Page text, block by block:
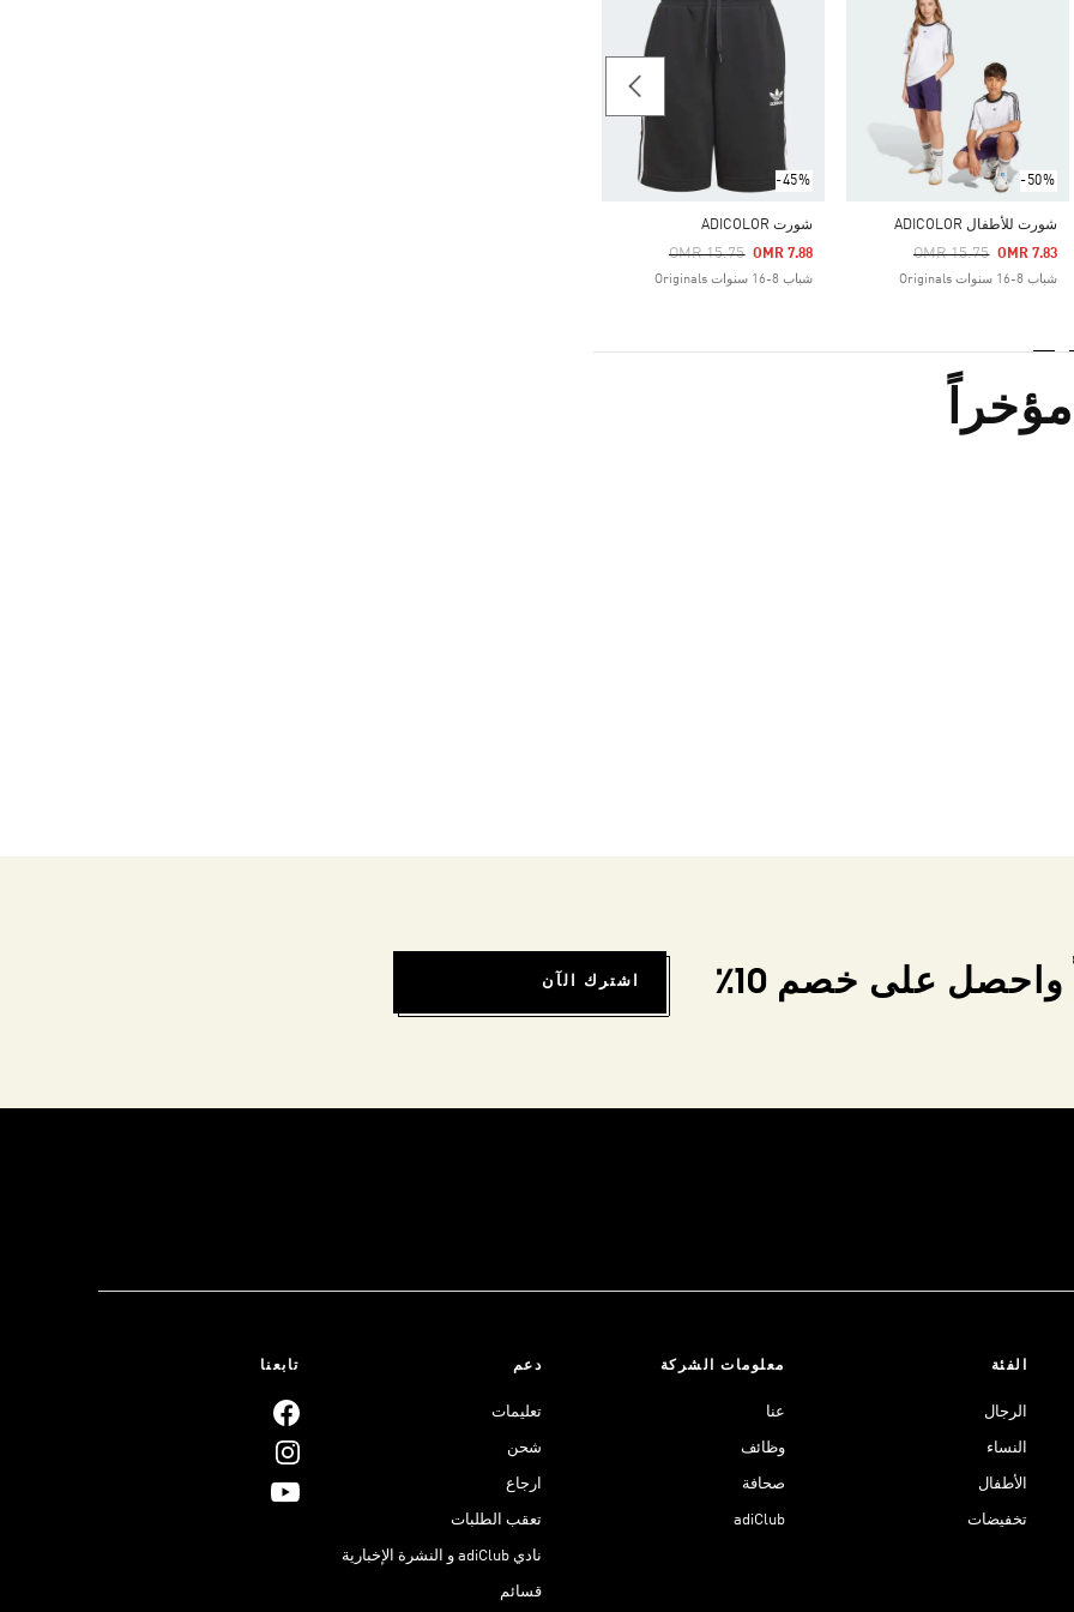
-50%
شورت للأطفال ADICOLOR
Price Reduced From
OMR 15.75
To OMR 7.83
شباب 8-16 سنوات Originals
-45%
شورت ADICOLOR
Price Reduced From
OMR 15.75
To OMR 7.88
شباب 8-16 سنوات Originals
Price Reduced From
على خصم 10٪ اشترك الآن
الفئة
الرجال
النساء
الأطفال
تخفيضات
معلومات الشركة
عنا
وظائف
صحافة
adiClub
دعم
تعليمات
شحن
ارجاع
تعقب الطلبات
نادي adiClub و النشرة الإخبارية
قسائم
تابعنا